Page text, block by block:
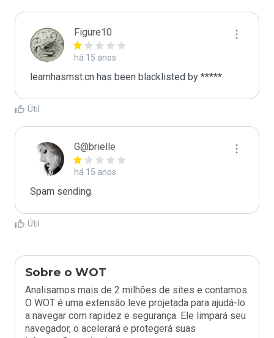
Figure10
há 15 anos
learnhasmst.cn has been blacklisted by *****
Útil
G@brielle
há 15 anos
Spam sending.
Útil
Sobre o WOT
Analisamos mais de 2 milhões de sites e contamos.
O WOT é uma extensão leve projetada para ajudá-lo
a navegar com rapidez e segurança. Ele limpará seu
navegador, o acelerará e protegerá suas